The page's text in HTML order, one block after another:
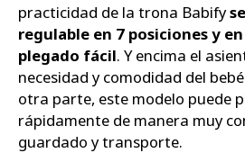
practicidad de la trona Babify
regulable en 7 posiciones y
plegado fácil. Y encima el
necesidad y comodidad del
otra parte, este modelo puede
rápidamente de manera muy
guardado y transporte.